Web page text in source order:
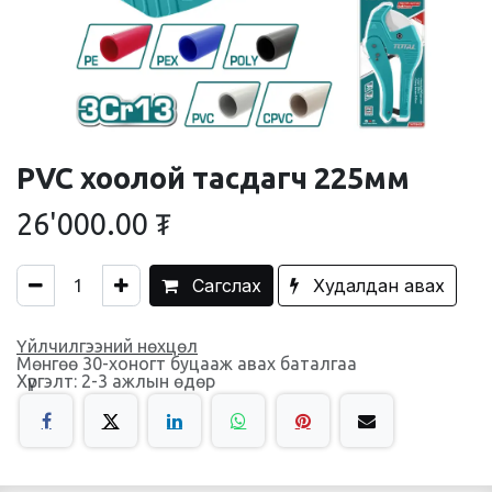
PVC хоолой тасдагч 225мм
26'000.00 ₮
Сагслах Худалдан авах
Үйлчилгээний нөхцөл
Мөнгөө 30-хоногт буцааж авах баталгаа
Хүргэлт: 2-3 ажлын өдөр